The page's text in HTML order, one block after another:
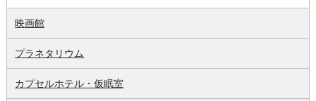
映画館
プラネタリウム
カプセルホテル・仮眠室